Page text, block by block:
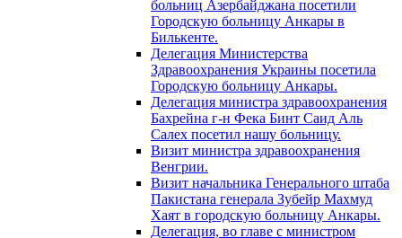
больниц Азербайджана посетили
Городскую больницу Aнкары в
Билькенте.
Делегация Министерства
Здравоохранения Украины посетила
Городскую больницу Анкары.
Делегация министра здравоохранения
Бахрейна г-н Фека Бинт Саид Аль
Салех посетил нашу больницу.
Визит министра здравоохранения
Венгрии.
Визит начальника Генерального штаба
Пакистана генерала Зубейр Махмуд
Хаят в городскую больницу Анкары.
Делегация, во главе с министром